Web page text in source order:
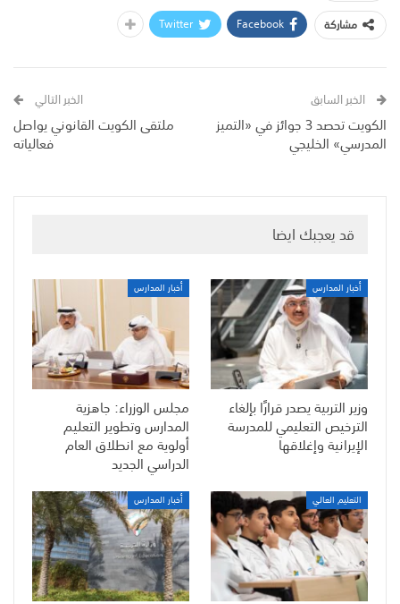
مشاركة
Facebook
Twitter
الخبر السابق
الكويت تحصد 3 جوائز في «التميز
المدرسي» الخليجي
الخبر التالي
ملتقى الكويت القانوني يواصل
فعالياته
قد يعجبك ايضا
أخبار المدارس
وزير التربية يصدر قرارًا بإلغاء
الترخيص التعليمي للمدرسة
الإيرانية وإغلاقها
أخبار المدارس
مجلس الوزراء: جاهزية
المدارس وتطوير التعليم
أولوية مع انطلاق العام
الدراسي الجديد
التعليم العالي أخبار المدارس